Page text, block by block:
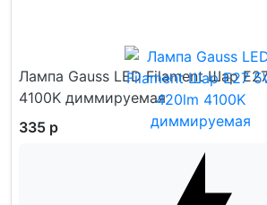
Лампа Gauss LED Filament Шар
4100K диммируемая
335 р